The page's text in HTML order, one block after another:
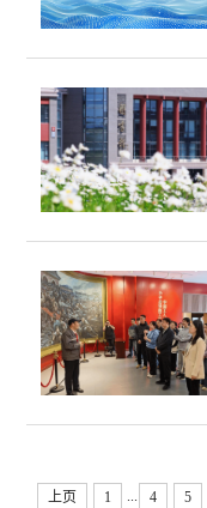
上页 1 ... 4 5